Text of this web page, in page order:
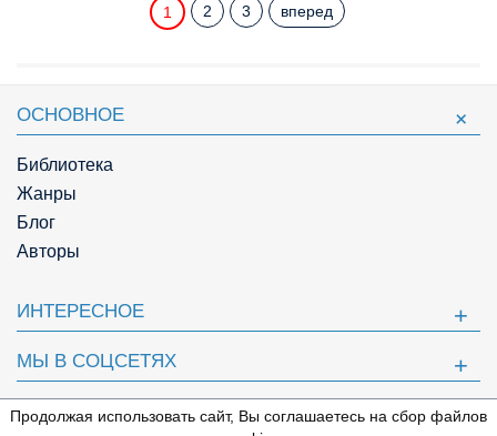
1 2 3 вперед
ОСНОВНОЕ
Библиотека
Жанры
Блог
Авторы
ИНТЕРЕСНОЕ
МЫ В СОЦСЕТЯХ
ПОЛЕЗНОЕ
Продолжая использовать сайт, Вы соглашаетесь на сбор файлов